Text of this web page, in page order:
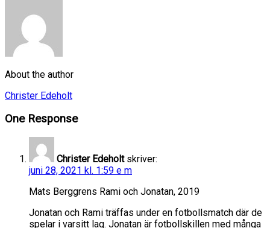
About the author
Christer Edeholt
One Response
Christer Edeholt skriver:
juni 28, 2021 kl. 1:59 e m
Mats Berggrens Rami och Jonatan, 2019
Jonatan och Rami träffas under en fotbollsmatch där de
spelar i varsitt lag. Jonatan är fotbollskillen med många